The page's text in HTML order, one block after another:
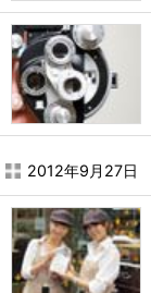
2012年9月27日